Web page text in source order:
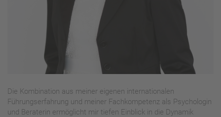
Die Kombination aus meiner eigenen internationalen
Führungserfahrung und meiner Fachkompetenz als Psychologin
und Beraterin ermöglicht mir tiefen Einblick in die Dynamik